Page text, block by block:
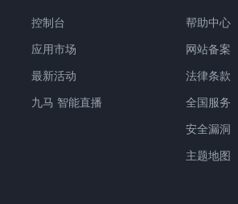
控制台
应用市场
最新活动
九马 智能直播
帮助中心
网站备案
法律条款
全国服务
安全漏洞
主题地图